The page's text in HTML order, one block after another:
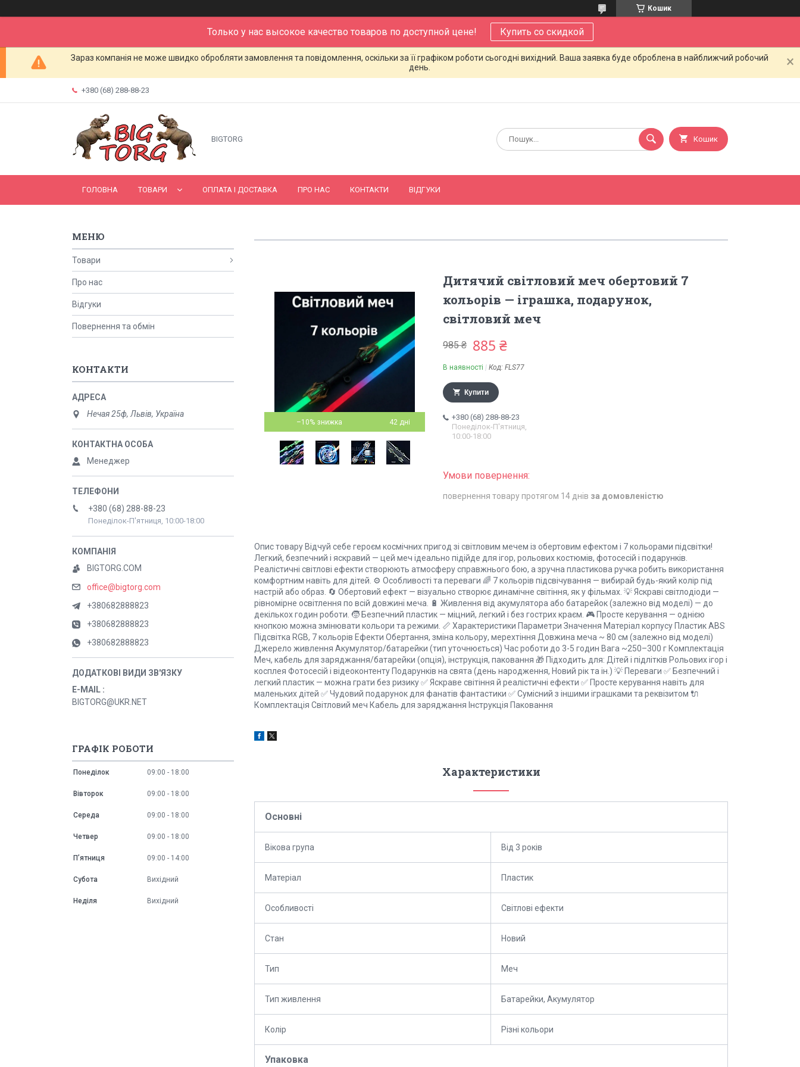
Кошик
Только у нас высокое качество товаров по доступной цене! Купить со скидкой
Зараз компанія не може швидко обробляти замовлення та повідомлення, оскільки за її графіком роботи сьогодні вихідний. Ваша заявка буде оброблена в найближчий робочий
день.
+380 (68) 288-88-23
BIGTORG Кошик
ГОЛОВНА ТОВАРИ ОПЛАТА І ДОСТАВКА ПРО НАС КОНТАКТИ ВІДГУКИ
–10% 42 дні
Дитячий світловий меч обертовий 7
кольорів — іграшка, подарунок,
світловий меч
985 ₴ 885 ₴
В наявності Код: FLS77
Купити
+380 (68) 288-88-23
Понеділок-П'ятниця,
10:00-18:00
повернення товару протягом 14 днів за домовленістю
Опис товару Відчуй себе героєм космічних пригод зі світловим мечем із обертовим ефектом і 7 кольорами підсвітки!
Легкий, безпечний і яскравий — цей меч ідеально підійде для ігор, рольових костюмів, фотосесій і подарунків.
Реалістичні світлові ефекти створюють атмосферу справжнього бою, а зручна пластикова ручка робить використання
комфортним навіть для дітей. ⚙️ Особливості та переваги 🌈 7 кольорів підсвічування — вибирай будь-який колір під
настрій або образ. 🔄 Обертовий ефект — візуально створює динамічне світіння, як у фільмах. 💡 Яскраві світлодіоди —
рівномірне освітлення по всій довжині меча. 🔋 Живлення від акумулятора або батарейок (залежно від моделі) — до
декількох годин роботи. 🧒 Безпечний пластик — міцний, легкий і без гострих краєм. 🎮 Просте керування — однією
кнопкою можна змінювати кольори та режими. 📏 Характеристики Параметри Значення Матеріал корпусу Пластик ABS
Підсвітка RGB, 7 кольорів Ефекти Обертання, зміна кольору, мерехтіння Довжина меча ~ 80 см (залежно від моделі)
Джерело живлення Акумулятор/батарейки (тип уточнюється) Час роботи до 3-5 годин Вага ~250–300 г Комплектація
Меч, кабель для заряджання/батарейки (опція), інструкція, паковання 🎁 Підходить для: Дітей і підлітків Рольових ігор і
косплея Фотосесій і відеоконтенту Подарунків на свята (день народження, Новий рік та ін.) 💡 Переваги ✅ Безпечний і
легкий пластик — можна грати без ризику ✅ Яскраве світіння й реалістичні ефекти ✅ Просте керування навіть для
маленьких дітей ✅ Чудовий подарунок для фанатів фантастики ✅ Сумісний з іншими іграшками та реквізитом 🔌
Комплектація Світловий меч Кабель для заряджання Інструкція Паковання
Характеристики
Основні
Вікова група Від 3 років
Матеріал Пластик
Особливості Світлові ефекти
Стан Новий
Тип Меч
Тип живлення Батарейки, Акумулятор
Колір Різні кольори
Упаковка
Товари
Про нас
Відгуки
Повернення та обмін
КОНТАКТИ
Нечая 25ф, Львів, Україна
Менеджер
+380 (68) 288-88-23
Понеділок-П'ятниця, 10:00-18:00
BIGTORG.COM
office@bigtorg.com
+380682888823
+380682888823
+380682888823
E-MAIL
BIGTORG@UKR.NET
ГРАФІК РОБОТИ
Понеділок 09:00 18:00
Вівторок 09:00 18:00
Середа 09:00 18:00
Четвер 09:00 18:00
Пʼятниця 09:00 14:00
Субота Вихідний
Неділя Вихідний